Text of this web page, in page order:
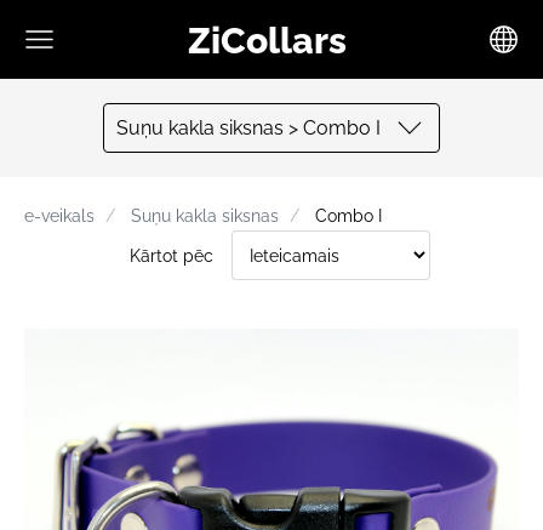
ZiCollars
Suņu kakla siksnas > Combo I
e-veikals Suņu kakla siksnas
Combo I
Kārtot pēc